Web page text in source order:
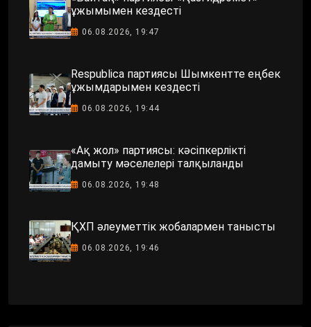
ұжымымен кездесті
06.08.2026, 19:47
Respublica партиясы Шымкентте еңбек
ұжымдарымен кездесті
06.08.2026, 19:44
«Ақ жол» партиясы: кәсіпкерлікті
дамыту мәселелері талқыланды
06.08.2026, 19:48
ҚХП әлеуметтік жобалармен танысты
06.08.2026, 19:46